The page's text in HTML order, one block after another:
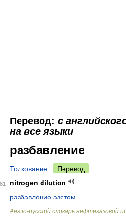
Перевод: с
на все языки
разбавление
Толкование Перевод
81
nitrogen dilution
разбавление азотом
Англо-русский словарь нефтегазовой